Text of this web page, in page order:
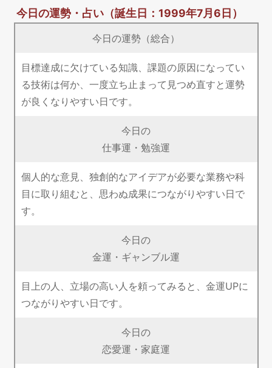
今日の運勢・占い（誕生日：1999年7月6日）
今日の運勢（総合）
目標達成に欠けている知識、課題の原因になってい
る技術は何か、一度立ち止まって見つめ直すと運勢
が良くなりやすい日です。
今日の
仕事運・勉強運
個人的な意見、独創的なアイデアが必要な業務や科
目に取り組むと、思わぬ成果につながりやすい日で
す。
今日の
金運・ギャンブル運
目上の人、立場の高い人を頼ってみると、金運UPに
つながりやすい日です。
今日の
恋愛運・家庭運